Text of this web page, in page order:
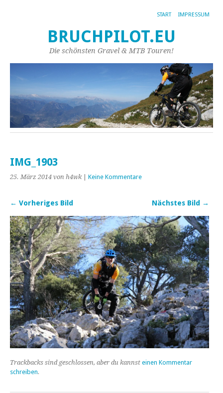
START IMPRESSUM
BRUCHPILOT.EU
Die schönsten Gravel & MTB Touren!
IMG_1903
25. März 2014 von h4wk| Keine Kommentare
← Vorheriges Bild Nächstes Bild →
Trackbacks sind geschlossen, aber du kannst einen Kommentar
schreiben.